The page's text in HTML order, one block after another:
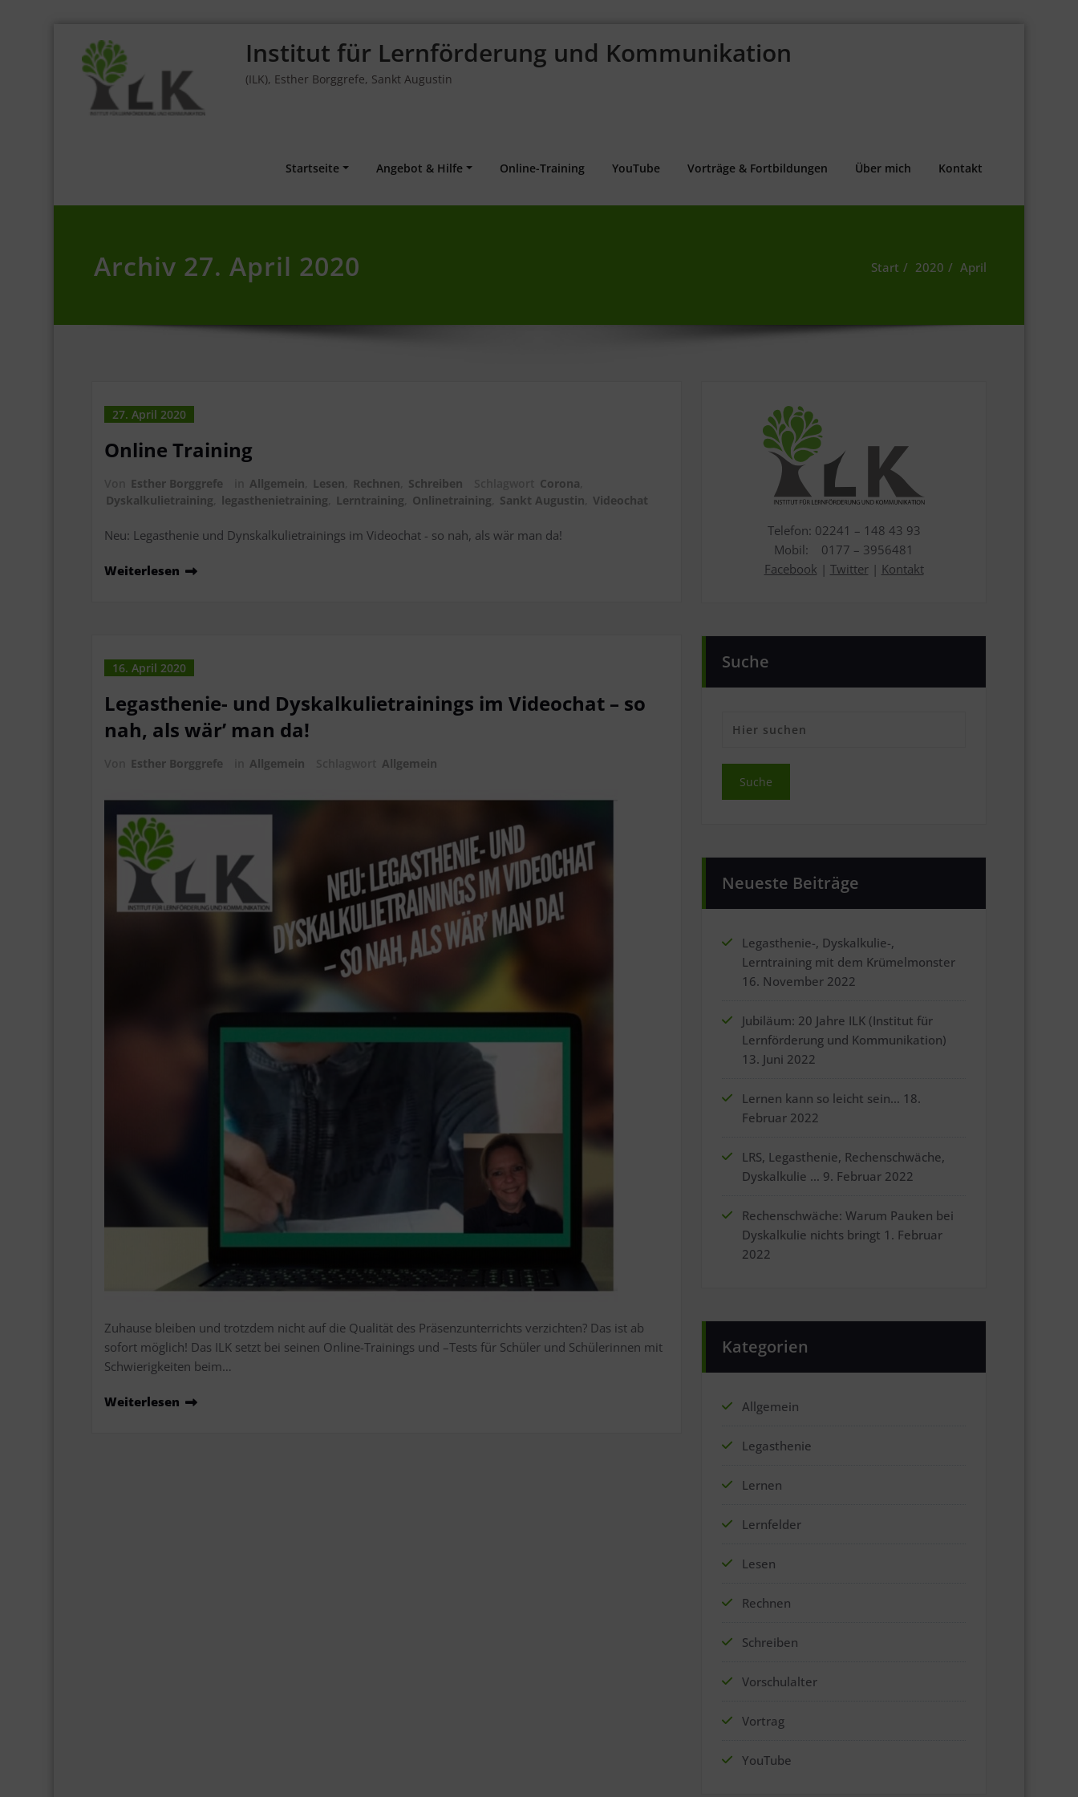
content
Institut für Lernförderung und Kommunikation
(ILK), Esther Borggrefe, Sankt Augustin
Startseite Angebot & Hilfe Online-Training YouTube Vorträge & Fortbildungen Über mich Kontakt
Archiv 27. April 2020 Start 2020 April
27. April 2020
Online Training
Esther Borggrefe Allgemein Lesen Rechnen Schreiben Corona
Dyskalkulietraining
legasthenietraining Lerntraining Onlinetraining Sankt Augustin Videochat
Neu: Legasthenie und Dynskalkulietrainings im Videochat - so nah, als wär man da!
Weiterlesen
16. April 2020
Legasthenie- und Dyskalkulietrainings im Videochat – so
nah, als wär’ man da!
Esther Borggrefe Allgemein Allgemein
Zuhause bleiben und trotzdem nicht auf die Qualität des Präsenzunterrichts verzichten? Das ist ab
sofort möglich! Das ILK setzt bei seinen Online-Trainings und –Tests für Schüler und Schülerinnen mit
Schwierigkeiten beim…
Weiterlesen
Telefon: 02241 – 148 43 93
Mobil: 0177 – 3956481
Facebook | Twitter| Kontakt
Suche
Neueste Beiträge
Legasthenie-, Dyskalkulie-,
Lerntraining mit dem Krümelmonster
16. November 2022
Jubiläum: 20 Jahre ILK (Institut für
Lernförderung und Kommunikation)
13. Juni 2022
Lernen kann so leicht sein… 18.
Februar 2022
LRS, Legasthenie, Rechenschwäche,
Dyskalkulie … 9. Februar 2022
Rechenschwäche: Warum Pauken bei
Dyskalkulie nichts bringt 1. Februar
2022
Kategorien
Allgemein
Legasthenie
Lernen
Lernfelder
Lesen
Rechnen
Schreiben
Vorschulalter
Vortrag
YouTube